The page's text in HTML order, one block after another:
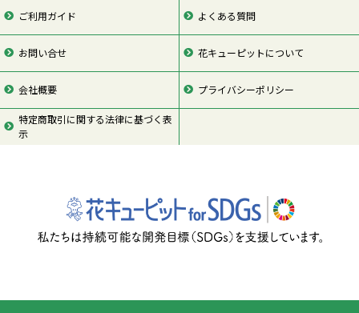
ご利用ガイド よくある質問
お問い合せ 花キューピットについて
会社概要 プライバシーポリシー
特定商取引に関する法律に基づく表
示
ページの先頭